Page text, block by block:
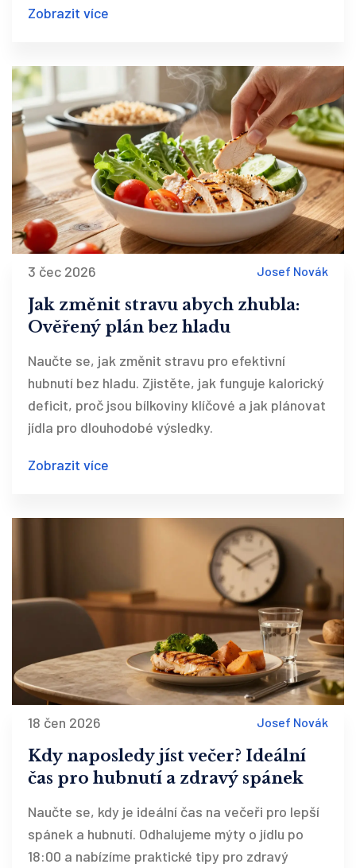
Zobrazit více
3 čec 2026 Josef Novák
Jak změnit stravu abych zhubla:
Ověřený plán bez hladu
Naučte se, jak změnit stravu pro efektivní
hubnutí bez hladu. Zjistěte, jak funguje kalorický
deficit, proč jsou bílkoviny klíčové a jak plánovat
jídla pro dlouhodobé výsledky.
Zobrazit více
18 čen 2026 Josef Novák
Kdy naposledy jíst večer? Ideální
čas pro hubnutí a zdravý spánek
Naučte se, kdy je ideální čas na večeři pro lepší
spánek a hubnutí. Odhalujeme mýty o jídlu po
18:00 a nabízíme praktické tipy pro zdravý